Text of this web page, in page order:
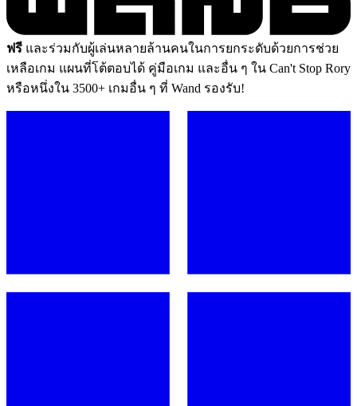
ฟรี และร่วมกับผู้เล่นหลายล้านคนในการยกระดับด้วยการช่วย
เหลือเกม แผนที่โต้ตอบได้ คู่มือเกม และอื่น ๆ ใน Can't Stop Rory
หรือหนึ่งใน 3500+ เกมอื่น ๆ ที่ Wand รองรับ!